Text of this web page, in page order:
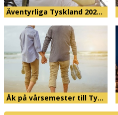
Äventyrliga Tyskland 202…
Åk på vårsemester till Ty…